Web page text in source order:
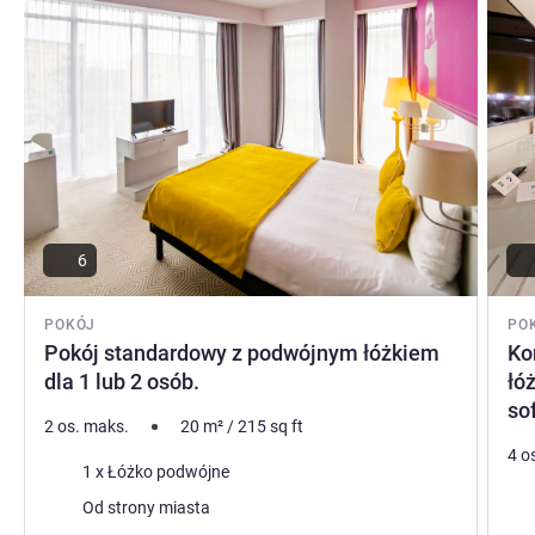
Jacek Sikorski, Zarządzanie hotelem
POKÓJ
Pokój standardowy z podwójnym łóżkiem
dla 1 lub 2 osób.
6
2 os. maks. 20 m²/215sq ft
Pościel1 x Łóżko podwójne
Widoki:Od strony miasta
4